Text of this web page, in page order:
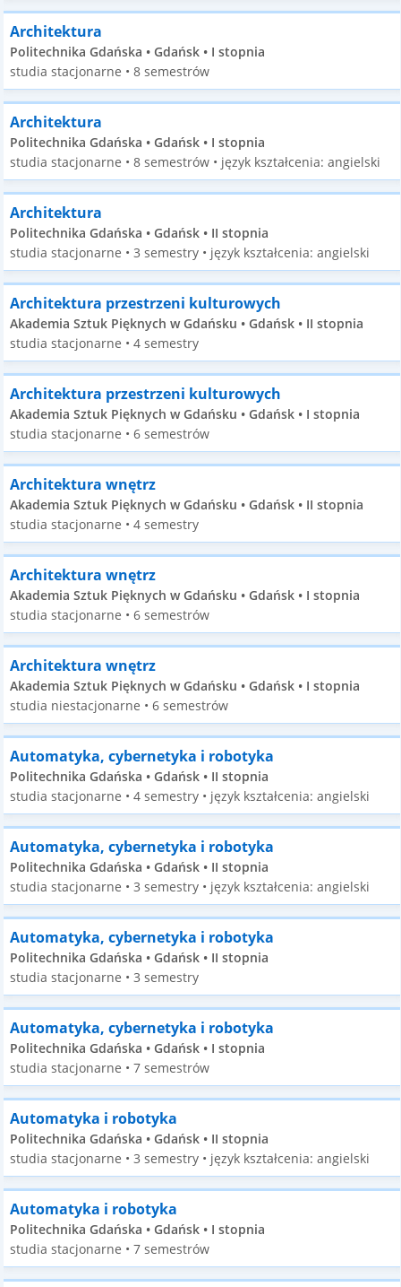
Architektura
Politechnika Gdańska • Gdańsk • I stopnia
studia stacjonarne • 8 semestrów
Architektura
Politechnika Gdańska • Gdańsk • I stopnia
studia stacjonarne • 8 semestrów • język kształcenia: angielski
Architektura
Politechnika Gdańska • Gdańsk • II stopnia
studia stacjonarne • 3 semestry • język kształcenia: angielski
Architektura przestrzeni kulturowych
Akademia Sztuk Pięknych w Gdańsku • Gdańsk • II stopnia
studia stacjonarne • 4 semestry
Architektura przestrzeni kulturowych
Akademia Sztuk Pięknych w Gdańsku • Gdańsk • I stopnia
studia stacjonarne • 6 semestrów
Architektura wnętrz
Akademia Sztuk Pięknych w Gdańsku • Gdańsk • II stopnia
studia stacjonarne • 4 semestry
Architektura wnętrz
Akademia Sztuk Pięknych w Gdańsku • Gdańsk • I stopnia
studia stacjonarne • 6 semestrów
Architektura wnętrz
Akademia Sztuk Pięknych w Gdańsku • Gdańsk • I stopnia
studia niestacjonarne • 6 semestrów
Automatyka, cybernetyka i robotyka
Politechnika Gdańska • Gdańsk • II stopnia
studia stacjonarne • 4 semestry • język kształcenia: angielski
Automatyka, cybernetyka i robotyka
Politechnika Gdańska • Gdańsk • II stopnia
studia stacjonarne • 3 semestry • język kształcenia: angielski
Automatyka, cybernetyka i robotyka
Politechnika Gdańska • Gdańsk • II stopnia
studia stacjonarne • 3 semestry
Automatyka, cybernetyka i robotyka
Politechnika Gdańska • Gdańsk • I stopnia
studia stacjonarne • 7 semestrów
Automatyka i robotyka
Politechnika Gdańska • Gdańsk • II stopnia
studia stacjonarne • 3 semestry • język kształcenia: angielski
Automatyka i robotyka
Politechnika Gdańska • Gdańsk • I stopnia
studia stacjonarne • 7 semestrów